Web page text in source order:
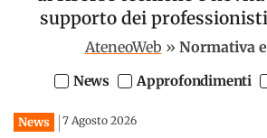
supporto dei
AteneoWeb » Normativa
News Approfondimenti
News 7 Agosto 2026